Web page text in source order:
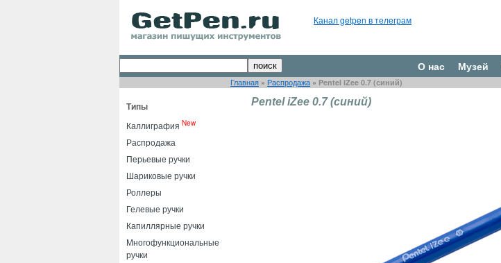
Канал getpen в телеграм
О нас Музей
Главная » Распродажа » Pentel iZee 0.7 (синий)
Типы
Каллиграфия New
Распродажа
Перьевые ручки
Шариковые ручки
Роллеры
Гелевые ручки
Капиллярные ручки
Многофункциональные
ручки
Pentel iZee 0.7 (синий)